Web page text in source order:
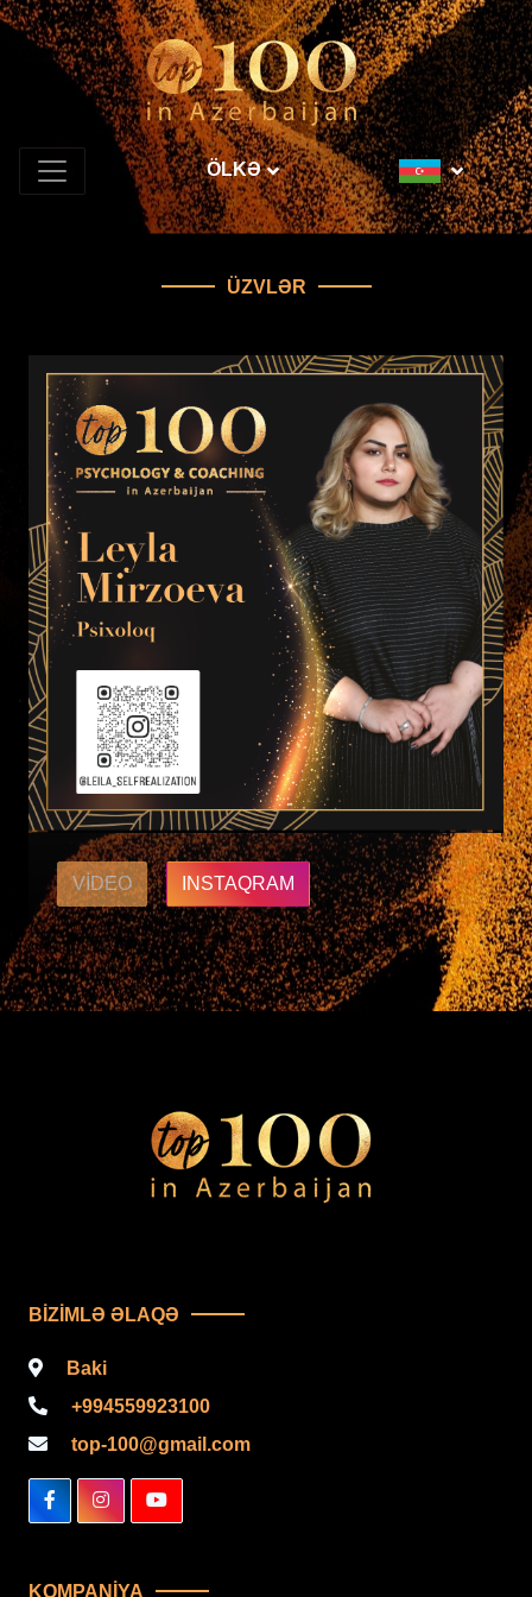
ÖLKƏ
ÜZVLƏR
VIDEO INSTAQRAM
BIZIMLƏ ƏLAQƏ
Baki
+994559923100
top-100@gmail.com
KOMPANIYA